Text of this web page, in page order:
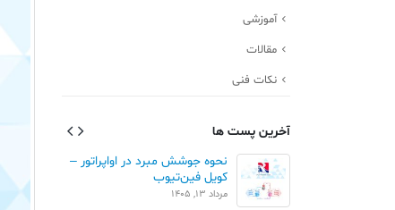
آموزشی
مقالات
نکات فنی
آخرین پست ها
نحوه جوشش مبرد در اواپراتور –
کویل فین‌تیوب
مرداد 13, 1405